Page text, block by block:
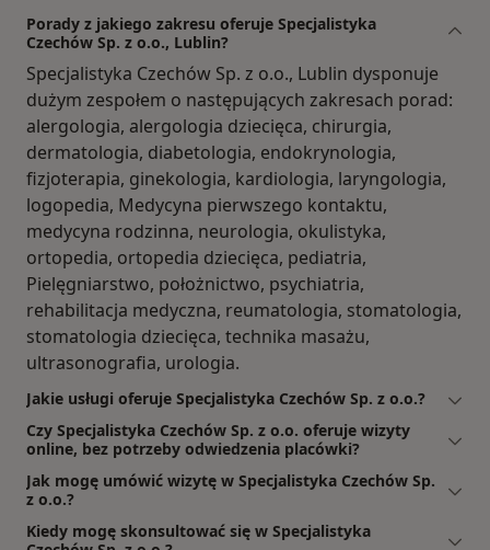
Porady z jakiego zakresu oferuje Specjalistyka
Czechów Sp. z o.o., Lublin?
Specjalistyka Czechów Sp. z o.o., Lublin dysponuje
dużym zespołem o następujących zakresach porad:
alergologia, alergologia dziecięca, chirurgia,
dermatologia, diabetologia, endokrynologia,
fizjoterapia, ginekologia, kardiologia, laryngologia,
logopedia, Medycyna pierwszego kontaktu,
medycyna rodzinna, neurologia, okulistyka,
ortopedia, ortopedia dziecięca, pediatria,
Pielęgniarstwo, położnictwo, psychiatria,
rehabilitacja medyczna, reumatologia, stomatologia,
stomatologia dziecięca, technika masażu,
ultrasonografia, urologia.
Jakie usługi oferuje Specjalistyka Czechów Sp. z o.o.?
Czy Specjalistyka Czechów Sp. z o.o. oferuje wizyty
online, bez potrzeby odwiedzenia placówki?
Jak mogę umówić wizytę w Specjalistyka Czechów Sp.
z o.o.?
Kiedy mogę skonsultować się w Specjalistyka